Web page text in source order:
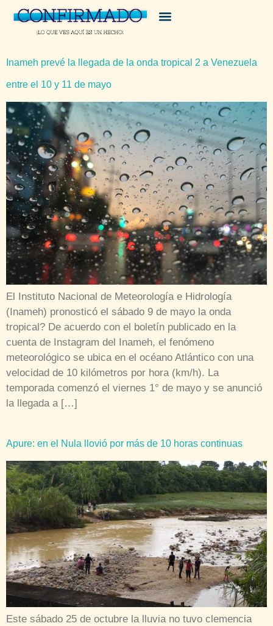
Inameh prevé la llegada de la onda tropical 2 a Venezuela
entre el 10 y 11 de mayo
El Instituto Nacional de Meteorología e Hidrología
(Inameh) pronosticó el sábado 9 de mayo la onda
tropical? De acuerdo con el boletín publicado en la
cuenta de Instagram del Inameh, el fenómeno
meteorológico se ubica en el océano Atlántico con una
velocidad de 10 kilómetros por hora (km/h). La
temporada comenzó el viernes 1° de mayo y se anunció
la llegada a […]
Apure: en el Nula llovió por más de 10 horas continuas
Este sábado 25 de octubre la lluvia no tuvo clemencia